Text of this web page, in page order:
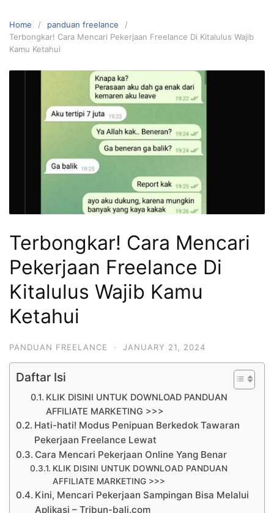
Home
panduan freelance
Terbongkar! Cara Mencari Pekerjaan Freelance Di Kitalulus Wajib
Kamu Ketahui
Terbongkar! Cara Mencari
Pekerjaan Freelance Di
Kitalulus Wajib Kamu
Ketahui
PANDUAN FREELANCE · JANUARY 21, 2024
Daftar Isi
KLIK DISINI UNTUK DOWNLOAD PANDUAN
AFFILIATE MARKETING >>>
Hati-hati! Modus Penipuan Berkedok Tawaran
Pekerjaan Freelance Lewat
Cara Mencari Pekerjaan Online Yang Benar
KLIK DISINI UNTUK DOWNLOAD PANDUAN
AFFILIATE MARKETING >>>
Kini, Mencari Pekerjaan Sampingan Bisa Melalui
Aplikasi – Tribun-bali.com